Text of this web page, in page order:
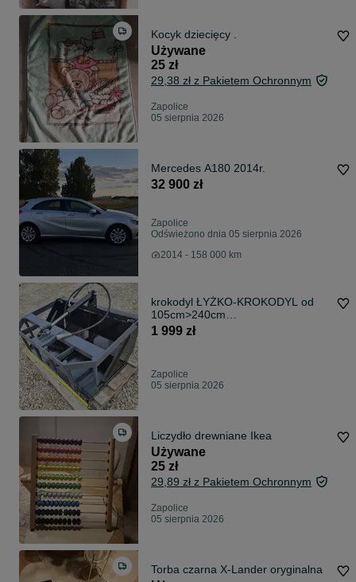
Kocyk dziecięcy .
Używane
25 zł
29,38 zł z Pakietem Ochronnym
Zapolice
05 sierpnia 2026
Mercedes A180 2014r.
32 900 zł
Zapolice
Odświeżono dnia 05 sierpnia 2026
2014 - 158 000 km
krokodyl ŁYŻKO-KROKODYL od
105cm>240cm
euro/sms/tłok/maillux/faucheux
1 999 zł
Zapolice
05 sierpnia 2026
Liczydło drewniane Ikea
Używane
25 zł
29,89 zł z Pakietem Ochronnym
Zapolice
05 sierpnia 2026
Torba czarna X-Lander oryginalna